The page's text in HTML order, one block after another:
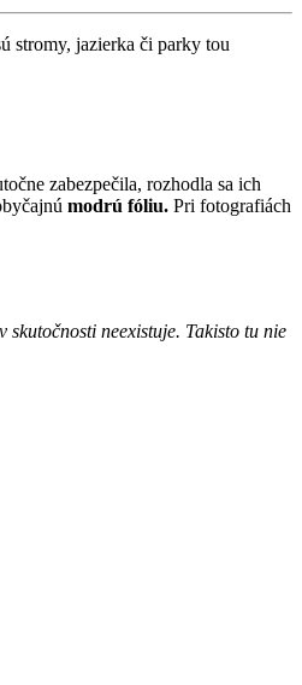
stromy, jazierka či parky tou
zabezpečila, rozhodla sa ich
modrú fóliu. Pri fotografiách
skutočnosti neexistuje. Takisto tu nie